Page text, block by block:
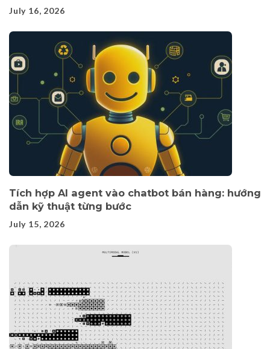
July 16, 2026
Tích hợp AI agent vào chatbot bán hàng: hướng
dẫn kỹ thuật từng bước
July 15, 2026